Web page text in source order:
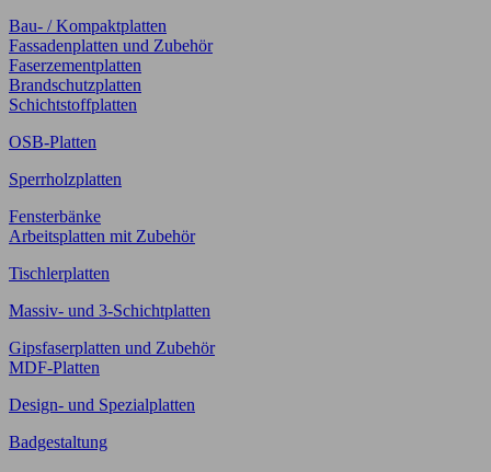
Bau- / Kompaktplatten
Fassadenplatten und Zubehör
Faserzementplatten
Brandschutzplatten
Schichtstoffplatten
OSB-Platten
Sperrholzplatten
Fensterbänke
Arbeitsplatten mit Zubehör
Tischlerplatten
Massiv- und 3-Schichtplatten
Gipsfaserplatten und Zubehör
MDF-Platten
Design- und Spezialplatten
Badgestaltung